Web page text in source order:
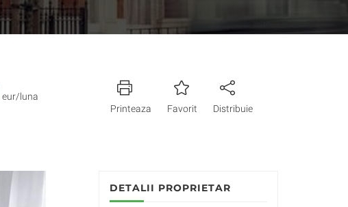
eur/luna
Printeaza
Favorit Distribuie
DETALII PROPRIETAR